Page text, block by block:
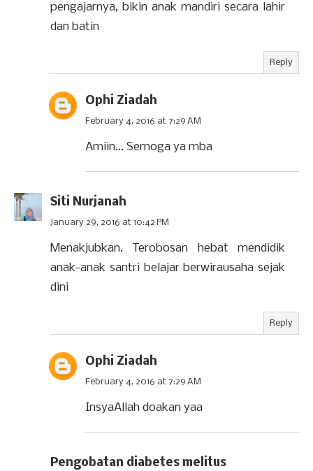
pengajarnya, bikin anak mandiri secara lahir
dan batin
Reply
Ophi Ziadah
February 4, 2016 at 7:29 AM
Amiin... Semoga ya mba
Siti Nurjanah
January 29, 2016 at 10:42 PM
Menakjubkan. Terobosan hebat mendidik
anak-anak santri belajar berwirausaha sejak
dini
Reply
Ophi Ziadah
February 4, 2016 at 7:29 AM
InsyaAllah doakan yaa
Pengobatan diabetes melitus